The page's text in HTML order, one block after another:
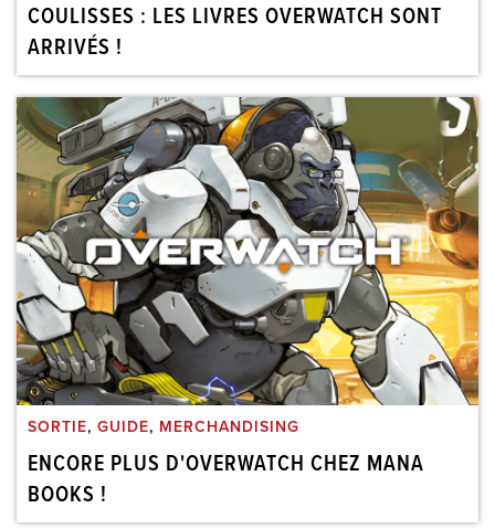
COULISSES : LES LIVRES OVERWATCH SONT
ARRIVÉS !
SORTIE, GUIDE, MERCHANDISING
ENCORE PLUS D'OVERWATCH CHEZ MANA
BOOKS !